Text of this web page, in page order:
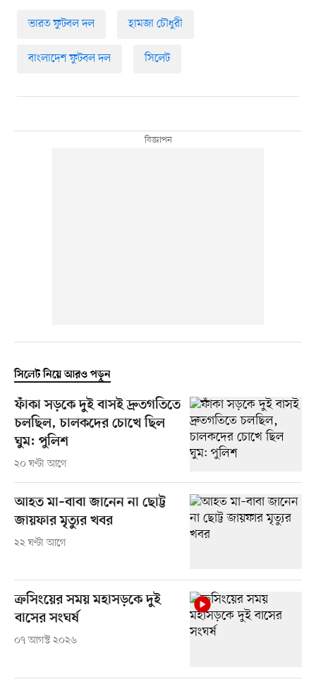
ভারত ফুটবল দল হামজা চৌধুরী
বাংলাদেশ ফুটবল দল সিলেট
সিলেট নিয়ে আরও পড়ুন
ফাঁকা সড়কে দুই বাসই দ্রুতগতিতে
চলছিল, চালকদের চোখে ছিল
ঘুম: পুলিশ
২০ ঘণ্টা আগে
আহত মা–বাবা জানেন না ছোট্ট
জায়ফার মৃত্যুর খবর
২২ ঘণ্টা আগে
ক্রসিংয়ের সময় মহাসড়কে দুই
বাসের সংঘর্ষ
০৭ আগস্ট ২০২৬